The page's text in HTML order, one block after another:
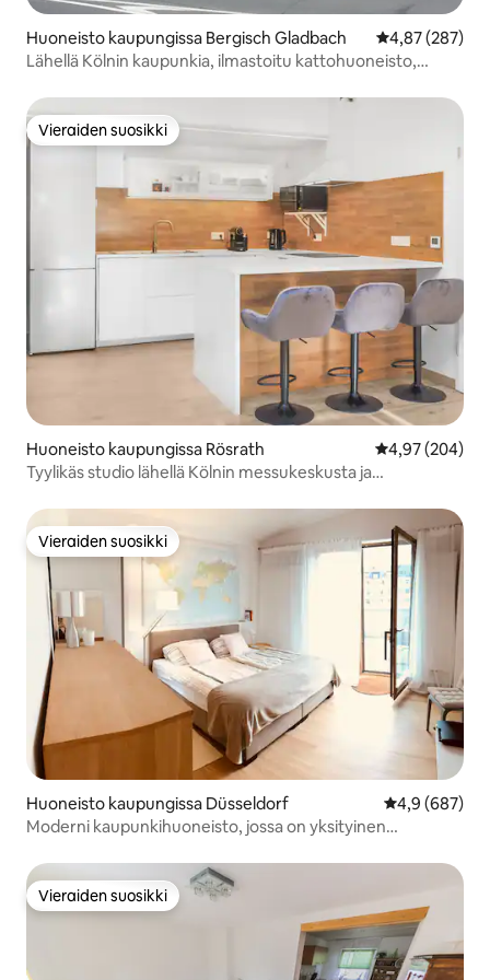
Huoneisto kaupungissa Bergisch Gladbach
4,87 (287)
Lähellä Kölnin kaupunkia, ilmastoitu kattohuoneisto,
Vieraiden suosikki
Vieraiden suosikki
Huoneisto kaupungissa Rösrath
4,97 (204)
Tyylikäs studio lähellä Kölnin messukeskusta ja
Vieraiden suosikki
Vieraiden suosikki
Huoneisto kaupungissa Düsseldorf
4,9 (687)
Moderni kaupunkihuoneisto, jossa on yksityinen
Vieraiden suosikki
Vieraiden suosikki